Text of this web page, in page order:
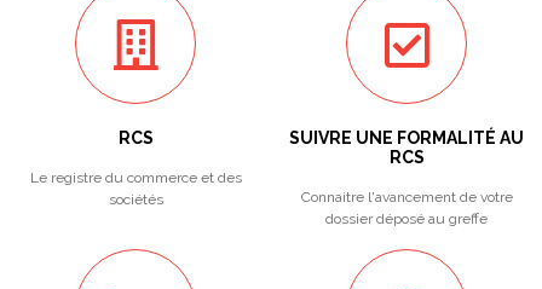
RCS
Le registre du commerce et des
sociétés
SUIVRE UNE FORMALITÉ AU
RCS
Connaitre l'avancement de votre
dossier déposé au greffe